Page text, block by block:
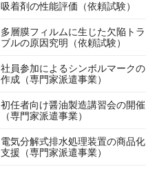
吸着剤の性能評価（依頼試験）
多層膜フィルムに生じた欠陥トラ
ブルの原因究明（依頼試験）
社員参加によるシンボルマークの
作成（専門家派遣事業）
初任者向け醤油製造講習会の開催
（専門家派遣事業）
電気分解式排水処理装置の商品化
支援（専門家派遣事業）